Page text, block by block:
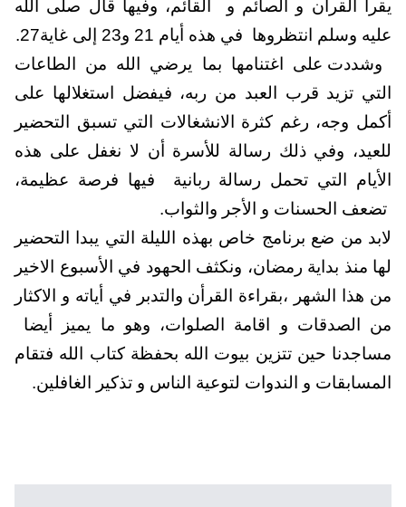
يقرأ القرآن و الصائم و
القائم، وفيها قال صلى الله
عليه وسلم انتظروها في هذه أيام 21 و23 إلى غاية27.
وشددت على اغتنامها بما يرضي الله من الطاعات
التي تزيد قرب العبد من ربه، فيفضل استغلالها على
أكمل وجه، رغم كثرة الانشغالات التي تسبق التحضير
للعيد، وفي ذلك رسالة للأسرة أن لا نغفل على هذه
الأيام التي تحمل رسالة ربانية
فيها فرصة عظيمة،
تضعف الحسنات و الأجر والثواب.
لابد من ضع برنامج خاص بهذه الليلة التي يبدا التحضير
لها منذ بداية رمضان، ونكثف الحهود في الأسبوع الاخير
من هذا الشهر ،بقراءة القرأن والتدبر في أياته و الاكثار
من الصدقات و اقامة الصلوات، وهو ما يميز أيضا
مساجدنا حين تتزين بيوت الله بحفظة كتاب الله فتقام
المسابقات و الندوات لتوعية الناس و تذكير الغافلين.